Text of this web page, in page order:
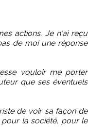
actions. Je n'ai reçu
de moi une réponse
vouloir me porter
que ses éventuels
de voir sa façon de
pour la société, pour le